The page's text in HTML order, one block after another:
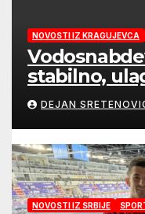
NOVOSTI IZ KRAGUJEVCA
stabilno,
sigurnije
DEJAN
NOVOSTI IZ SRBIJE